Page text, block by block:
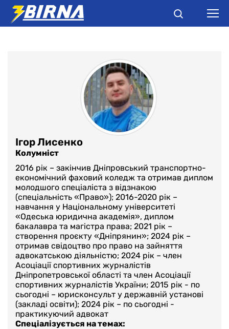
РІЗНЕ
БУКМЕКЕРИ
Ігор Лисенко
Колумніст
2016 рік – закінчив Дніпровський транспортно-
економічний фаховий коледж та отримав диплом
молодшого спеціаліста з відзнакою
(спеціальність «Право»); 2016-2020 рік –
навчання у Національному університеті
«Одеська юридична академія», диплом
бакалавра та магістра права; 2021 рік –
створення проєкту «Дніпрянин»; 2024 рік –
отримав свідоцтво про право на зайняття
адвокатською діяльністю; 2024 рік – член
Асоціації спортивних журналістів
Дніпропетровської області та член Асоціації
спортивних журналістів України; 2015 рік - по
сьогодні – юрисконсульт у державній установі
(закладі освіти); 2024 рік – по сьогодні -
практикуючий адвокат
Спеціалізується на темах: